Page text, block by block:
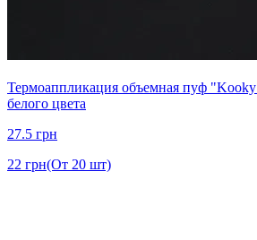
Термоаппликация объемная пуф
белого цвета
27.5 грн
22 грн(От 20 шт)